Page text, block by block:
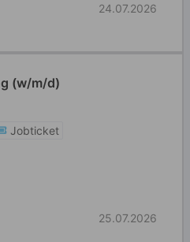
24.07.2026
(w/m/d)
Jobticket
25.07.2026